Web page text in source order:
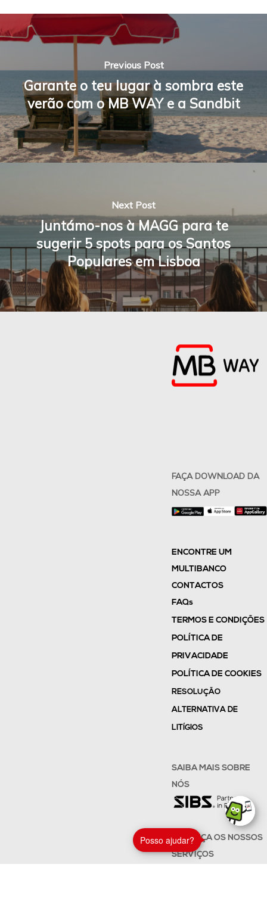
Posso ajudar?
Previous Post
Garante o teu lugar à sombra este
verão com o MB WAY e a Sandbit
Next Post
Juntámo-nos à MAGG para te
sugerir 5 spots para os Santos
Populares em Lisboa
FAÇA DOWNLOAD DA
NOSSA APP
ENCONTRE UM
MULTIBANCO
CONTACTOS
FAQs
TERMOS E CONDIÇÕES
POLÍTICA DE
PRIVACIDADE
POLÍTICA DE COOKIES
RESOLUÇÃO
ALTERNATIVA DE
LITÍGIOS
SAIBA MAIS SOBRE
NÓS
CONHEÇA OS NOSSOS
SERVIÇOS